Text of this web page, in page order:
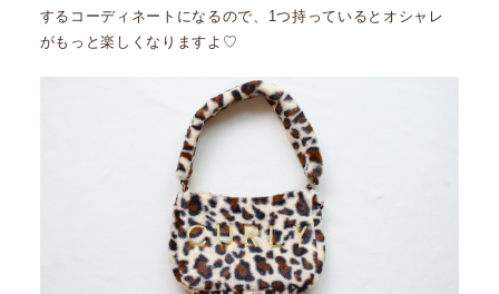
するコーディネートになるので、1つ持っているとオシャレ
がもっと楽しくなりますよ♡